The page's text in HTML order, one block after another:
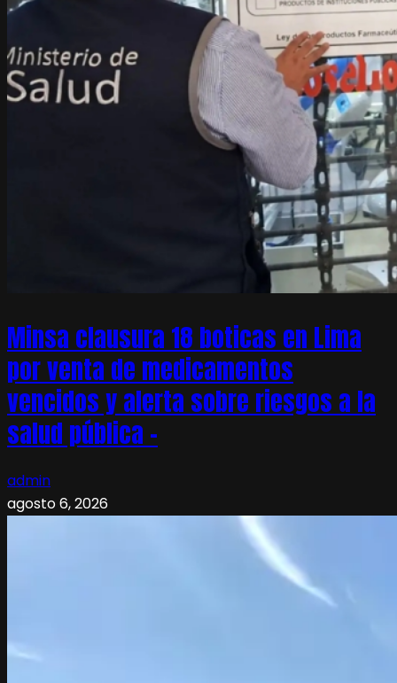
Minsa clausura 18 boticas en Lima
por venta de medicamentos
vencidos y alerta sobre riesgos a la
salud pública –
admin
agosto 6, 2026